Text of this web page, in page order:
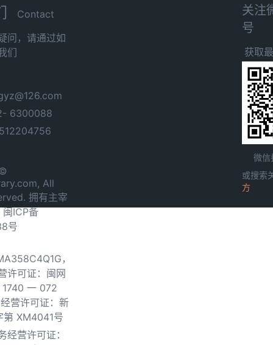
Contact
问，请通过如
们
6300088
All
拥有主宰
闽ICP备
号
，
许可证：闽网
一 072
营许可证：新
第 XM4041号
经营许可证：
关注
号
获取
微信
或搜索
方